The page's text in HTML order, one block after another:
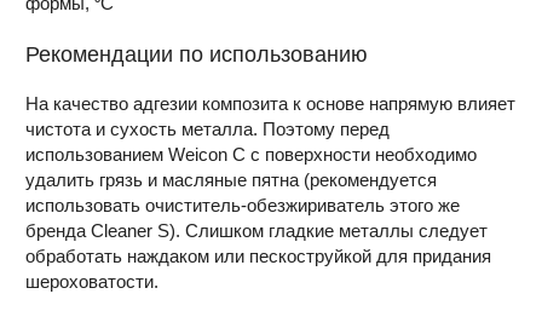
Рекомендации по использованию
На качество адгезии композита к основе напрямую влияет
чистота и сухость металла. Поэтому перед
использованием Weicon C с поверхности необходимо
удалить грязь и масляные пятна (рекомендуется
использовать очиститель-обезжириватель этого же
бренда Cleaner S). Слишком гладкие металлы следует
обработать наждаком или пескоструйкой для придания
шероховатости.